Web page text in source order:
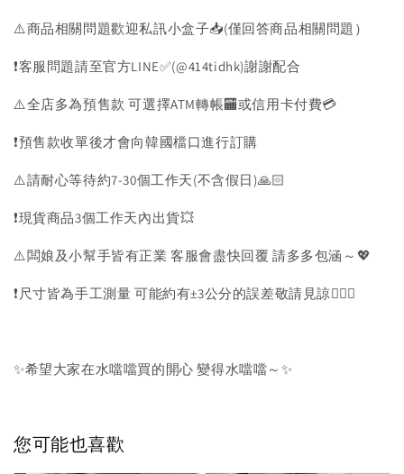
⚠️商品相關問題歡迎私訊小盒子📥(僅回答商品相關問題）
❗️客服問題請至官方LINE✅(@414tidhk)謝謝配合
⚠️全店多為預售款 可選擇ATM轉帳🏧或信用卡付費💳
❗️預售款收單後才會向韓國檔口進行訂購
⚠️請耐心等待約7-30個工作天(不含假日)🙏🏻
❗️現貨商品3個工作天內出貨💥
⚠️闆娘及小幫手皆有正業 客服會盡快回覆 請多多包涵～💖
❗️尺寸皆為手工測量 可能約有±3公分的誤差敬請見諒🙇🏻‍♀️
✨希望大家在水噹噹買的開心 變得水噹噹～✨
您可能也喜歡